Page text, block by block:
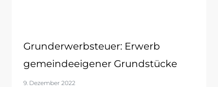
Grunderwerbsteuer: Erwerb
gemeindeeigener Grundstücke
9. Dezember 2022